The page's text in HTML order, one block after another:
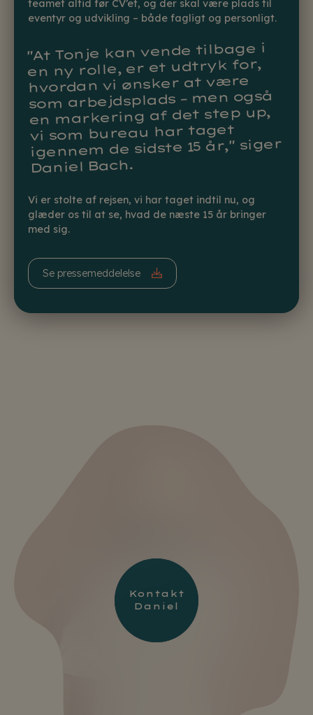
teamet altid før CV’et, og der skal være plads til
eventyr og udvikling – både fagligt og personligt.
"At Tonje kan vende tilbage i
en ny rolle, er et udtryk for,
hvordan vi ønsker at være
som arbejdsplads – men også
en markering af det step up,
vi som bureau har taget
igennem de sidste 15 år," siger
Daniel Bach.
Vi er stolte af rejsen, vi har taget indtil nu, og
glæder os til at se, hvad de næste 15 år bringer
med sig.
Se pressemeddelelse
Kontakt
Daniel